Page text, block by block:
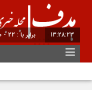
13:28:23 برابر با : 22 - صفر - 1448